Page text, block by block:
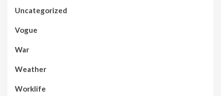
Uncategorized
Vogue
War
Weather
Worklife